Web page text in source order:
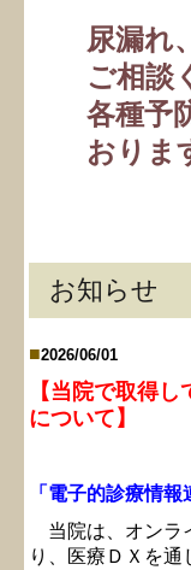
尿漏れ
ご相談
各種予
おりま
お知らせ
■2026/06/01
【当院で取得
について 】
「電子的診療情報
当院は、オンラ
り、医療ＤＸを通